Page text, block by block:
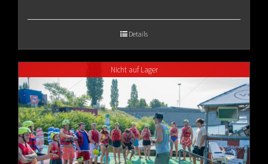
€80.00
Details
Nicht auf Lager